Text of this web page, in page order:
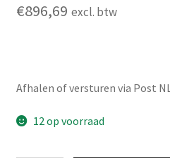
€896,69 excl. btw
Afhalen of versturen via Post NL
12 op voorraad